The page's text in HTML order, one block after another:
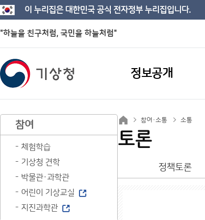
이 누리집은 대한민국 공식 전자정부 누리집입니다.
"하늘을 친구처럼, 국민을 하늘처럼"
정보공개
참여
체험학습
기상청 견학
박물관·과학관
어린이 기상교실
지진과학관
참여·소통 소통
토론
정책토론